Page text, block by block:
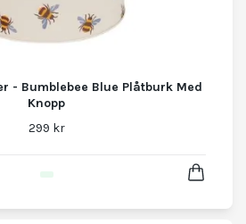
- Bumblebee Blue Plåtburk Med
Knopp
299 kr